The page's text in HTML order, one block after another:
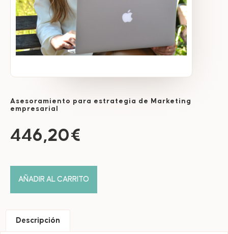
Asesoramiento para estrategia de Marketing
empresarial
446,20€
AÑADIR AL CARRITO
Descripción